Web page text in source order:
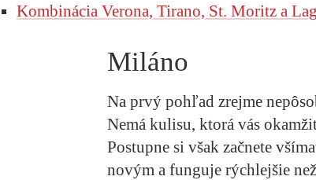
Kombinácia Verona, Tirano, St. Moritz a
Miláno
Na prvý pohľad zrejme
Nemá kulisu, ktorá vás
Postupne si však začnete
novým a funguje rýchlejšie